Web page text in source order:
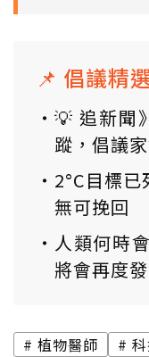
📌 倡議精
💡 追新聞
蹤，倡議
2°C目標
無可挽回
人類何時
將會再度
植物醫師